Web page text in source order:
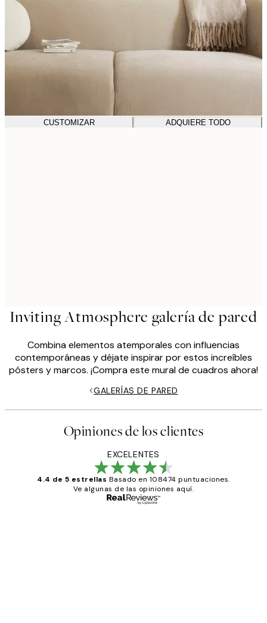
CUSTOMIZAR ADQUIERE TODO
Inviting Atmosphere galería de pared
Combina elementos atemporales con influencias
contemporáneas y déjate inspirar por estos increíbles
pósters y marcos. ¡Compra este mural de cuadros ahora!
GALERÍAS DE PARED
Opiniones de los clientes
EXCELENTES
4.4 de 5 estrellas Basado en 108474 puntuaciones.
Ve algunas de las opiniones aquí.